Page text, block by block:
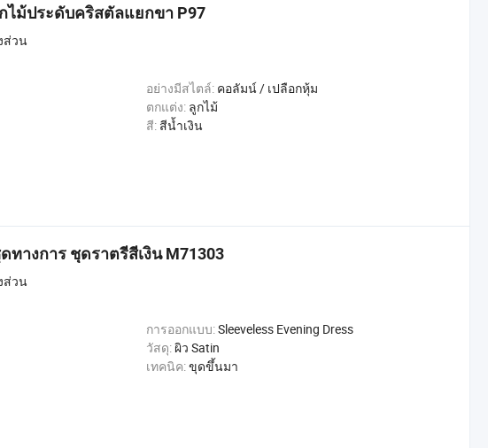
ไม้ประดับคริสตัลแยกขา P97
ส่วน
อย่างมีสไตล์: คอลัมน์ / เปลือกหุ้ม
ตกแต่ง: ลูกไม้
สี: สีน้ำเงิน
างการ ชุดราตรีสีเงิน M71303
ส่วน
การออกแบบ:Sleeveless Evening Dress
วัสดุ:ผิว Satin
เทคนิค:ขุดขึ้นมา